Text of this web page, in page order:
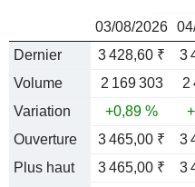
03/08/2026
Dernier
3 428,60 ₹ 3
Volume
2 169 303 2
Variation
+0,89 %
Ouverture
3 465,00 ₹ 3
Plus haut
3 465,00 ₹ 3